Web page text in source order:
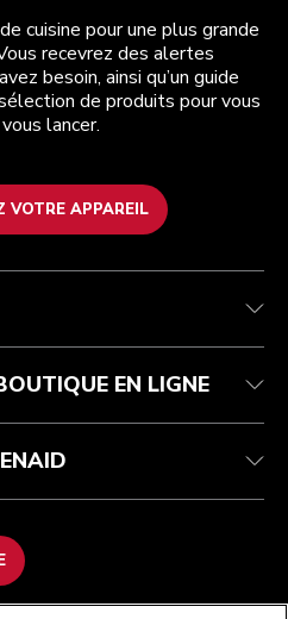
cuisine pour une plus grande
recevrez des alertes
besoin, ainsi qu’un guide
de produits pour vous
lancer.
VOTRE APPAREIL
EN LIGNE